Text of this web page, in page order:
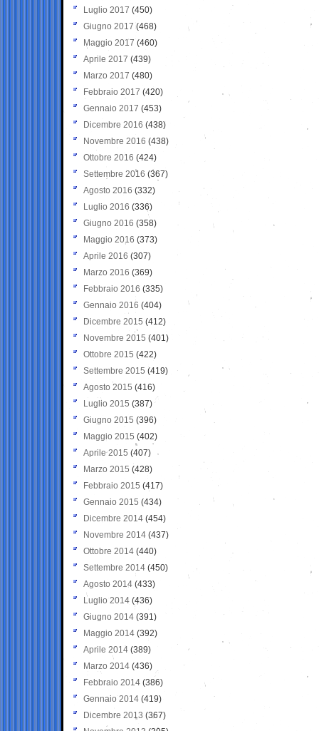
Luglio 2017 (450)
Giugno 2017 (468)
Maggio 2017 (460)
Aprile 2017 (439)
Marzo 2017 (480)
Febbraio 2017 (420)
Gennaio 2017 (453)
Dicembre 2016 (438)
Novembre 2016 (438)
Ottobre 2016 (424)
Settembre 2016 (367)
Agosto 2016 (332)
Luglio 2016 (336)
Giugno 2016 (358)
Maggio 2016 (373)
Aprile 2016 (307)
Marzo 2016 (369)
Febbraio 2016 (335)
Gennaio 2016 (404)
Dicembre 2015 (412)
Novembre 2015 (401)
Ottobre 2015 (422)
Settembre 2015 (419)
Agosto 2015 (416)
Luglio 2015 (387)
Giugno 2015 (396)
Maggio 2015 (402)
Aprile 2015 (407)
Marzo 2015 (428)
Febbraio 2015 (417)
Gennaio 2015 (434)
Dicembre 2014 (454)
Novembre 2014 (437)
Ottobre 2014 (440)
Settembre 2014 (450)
Agosto 2014 (433)
Luglio 2014 (436)
Giugno 2014 (391)
Maggio 2014 (392)
Aprile 2014 (389)
Marzo 2014 (436)
Febbraio 2014 (386)
Gennaio 2014 (419)
Dicembre 2013 (367)